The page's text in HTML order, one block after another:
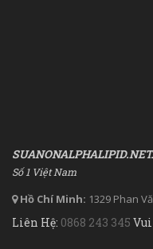
Số 1 Việt Nam
Hồ Chí Minh: 1329 Phan
Liên Hệ: 0868 243 345